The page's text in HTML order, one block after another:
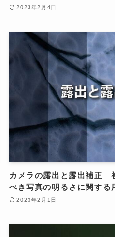
2023年2月4日
カメラの露出と露出補正
べき写真の明るさに関する
2023年2月1日